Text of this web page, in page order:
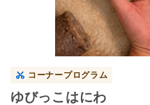
コーナープログラム
ゆびっこはにわ